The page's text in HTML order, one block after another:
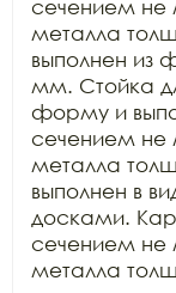
сечением не
металла
выполнен из
мм. Стойка
форму и
сечением не
металла
выполнен в
досками.
сечением не
металла